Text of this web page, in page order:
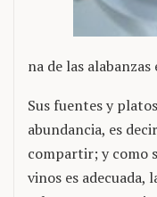
na de las
Sus fuentes y
abundancia, es
compartir; y como
vinos es adecuada,